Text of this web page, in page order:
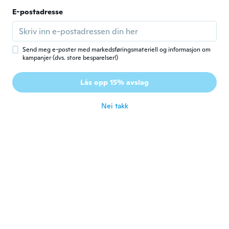
Ble med i 2018
Quality poor
ca. 5 år siden
Caroline
Ble med i 2015 · 78 omtaler
ca. 5 år siden
E-postadresse
Send meg e-poster med markedsføringsmateriell og informasjon om
kampanjer (dvs. store besparelser!)
Lås opp 15% avslag
Nei takk